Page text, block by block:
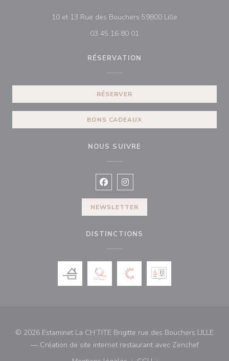
10 et 13 Rue des Bouchers 59800 Lille
03 45 16 80 01
RÉSERVATION
RÉSERVER
BONS CADEAUX
NOUS SUIVRE
Facebook ((ouvre une nouvelle
Instagram ((ouvre une
NEWSLETTER
DISTINCTIONS
© 2026 Estaminet La CH’TITE Brigitte rue des Bouchers LILLE
— Création de site internet restaurant avec Zenchef((ouvre